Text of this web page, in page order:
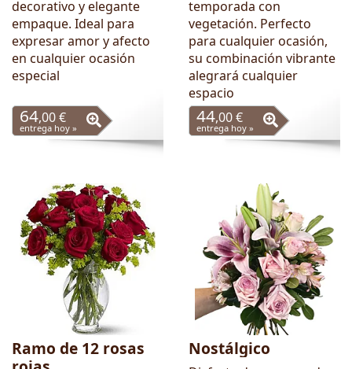
decorativo y elegante
empaque. Ideal para
expresar amor y afecto
en cualquier ocasión
especial
64,00 €
entrega hoy »
temporada con
vegetación. Perfecto
para cualquier ocasión,
su combinación vibrante
alegrará cualquier
espacio
44,00 €
entrega hoy »
Ramo de 12 rosas
Nostálgico